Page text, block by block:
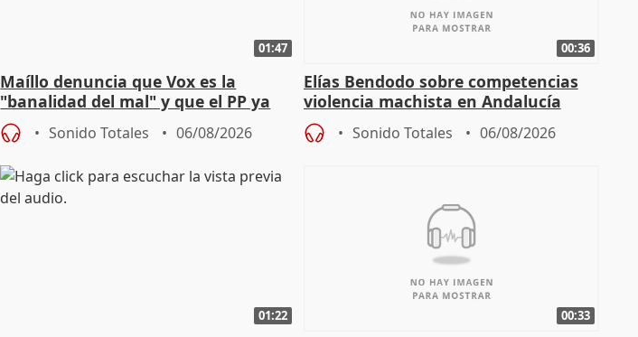
01:47
Maíllo denuncia que Vox es la
"banalidad del mal" y que el PP ya
asume todas sus tesis
Sonido Totales 06/08/2026
00:36
Elías Bendodo sobre competencias
violencia machista en Andalucía
Sonido Totales 06/08/2026
01:22 00:33